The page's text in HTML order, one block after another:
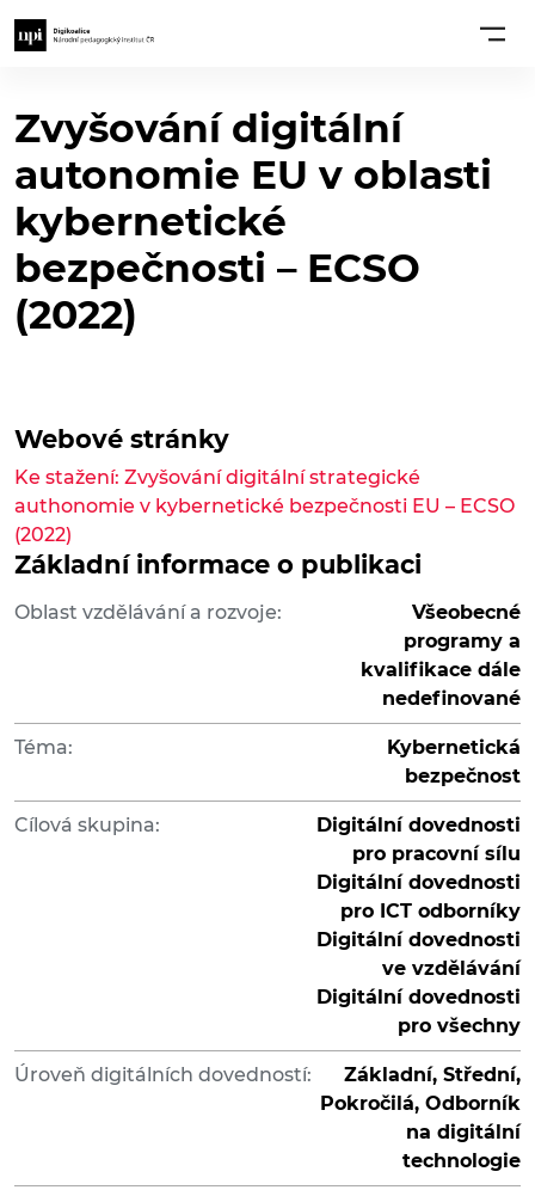
Zvyšování digitální
autonomie EU v oblasti
kybernetické
bezpečnosti – ECSO
(2022)
Základní informace o publikaci
Oblast vzdělávání a rozvoje:
Všeobecné
programy a
kvalifikace dále
nedefinované
Téma:
Kybernetická
bezpečnost
Cílová skupina:
Digitální dovednosti
pro pracovní sílu
Digitální dovednosti
pro ICT odborníky
Digitální dovednosti
ve vzdělávání
Digitální dovednosti
pro všechny
Úroveň digitálních dovedností:
Základní, Střední,
Pokročilá, Odborník
na digitální
technologie
Webové stránky
Ke stažení: Zvyšování digitální strategické
authonomie v kybernetické bezpečnosti EU – ECSO
(2022)